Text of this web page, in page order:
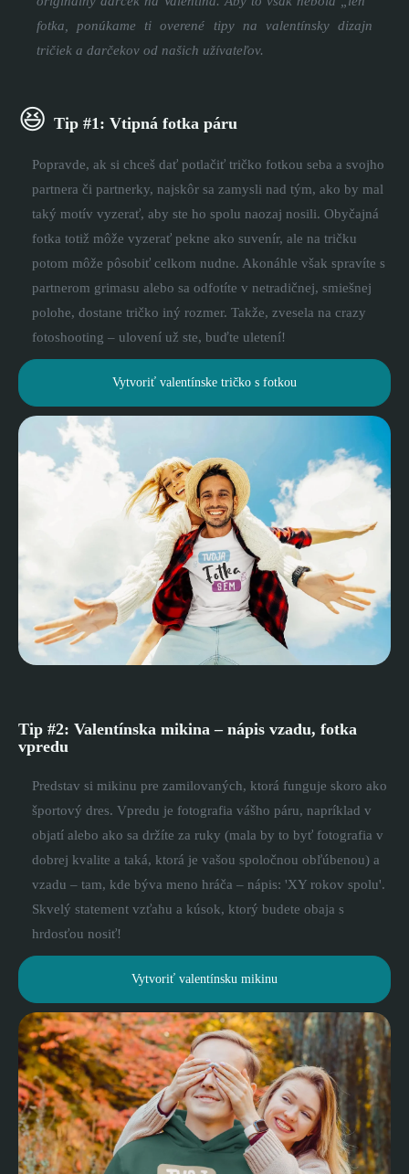
fotka, ponúkame ti overené tipy na valentínsky dizajn
tričiek a darčekov od našich užívateľov.
😆 Tip #1: Vtipná fotka páru
Popravde, ak si chceš dať potlačiť tričko fotkou seba a svojho
partnera či partnerky, najskôr sa zamysli nad tým, ako by mal
taký motív vyzerať, aby ste ho spolu naozaj nosili. Obyčajná
fotka totiž môže vyzerať pekne ako suvenír, ale na tričku
potom môže pôsobiť celkom nudne. Akonáhle však spravíte s
partnerom grimasu alebo sa odfotíte v netradičnej, smiešnej
polohe, dostane tričko iný rozmer. Takže, zvesela na crazy
fotoshooting – ulovení už ste, buďte uletení!
Vytvoriť valentínske tričko s fotkou
Tip #2: Valentínska mikina – nápis vzadu, fotka
vpredu
Predstav si mikinu pre zamilovaných, ktorá funguje skoro ako
športový dres. Vpredu je fotografia vášho páru, napríklad v
objatí alebo ako sa držíte za ruky (mala by to byť fotografia v
dobrej kvalite a taká, ktorá je vašou spoločnou obľúbenou) a
vzadu – tam, kde býva meno hráča – nápis: 'XY rokov spolu'.
Skvelý statement vzťahu a kúsok, ktorý budete obaja s
hrdosťou nosiť!
Vytvoriť valentínsku mikinu